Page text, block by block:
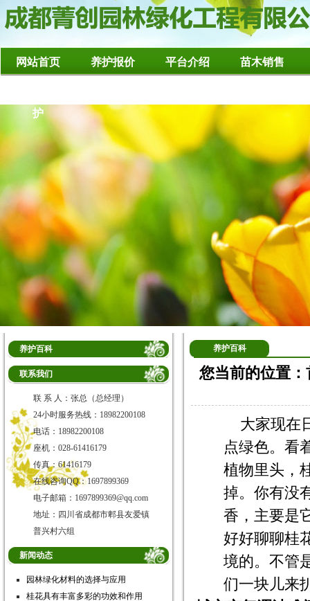
网站首页 养护报价 平台介绍 苗木销售
护
养护百科
联系我们
联 系 人：张总（总经理）
24小时服务热线：18982200108
电话：18982200108
座机：028-61416179
传真：61416179
在线咨询QQ：1697899369
电子邮箱：1697899369@qq.com
地址：四川省成都市郫县友爱镇
普兴村六组
新闻动态
园林绿化材料的选择与应用
桂花具有丰富多彩的功效和作用
养护百科
您当前的位置：
大家现在
点绿色。看
植物里头，
掉。你有没
香，主要是
好好聊聊桂
境的。不管
们一块儿来